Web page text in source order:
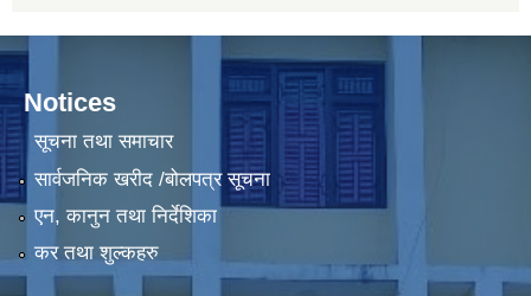
Notices
सूचना तथा समाचार
सार्वजनिक खरीद /बोलपत्र सूचना
एन, कानुन तथा निर्देशिका
कर तथा शुल्कहरु